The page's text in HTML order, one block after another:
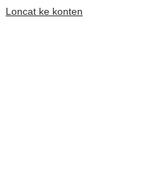
Loncat ke konten